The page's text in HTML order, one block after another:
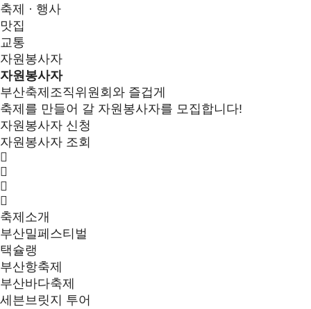
축제 · 행사
맛집
교통
자원봉사자
자원봉사자
부산축제조직위원회와 즐겁게
축제를 만들어 갈 자원봉사자를 모집합니다!
자원봉사자 신청
자원봉사자 조회
축제소개
부산밀페스티벌
택슐랭
부산항축제
부산바다축제
세븐브릿지 투어